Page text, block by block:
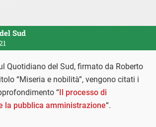
Sud
Quotidiano del Sud, firmato da Roberto
“Miseria e nobilità”, vengono citati i
“Il processo di
la pubblica amministrazione“.